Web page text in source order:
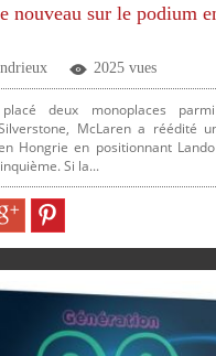
nouveau sur le podium
2025 vues
deux monoplaces
McLaren a réédité
Hongrie en positionnant
Si la...